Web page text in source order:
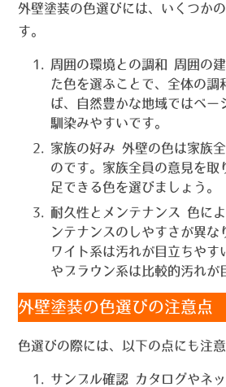
外壁塗装の色選びには、いくつか
す。
周囲の環境との調和
周囲の
た色を選ぶことで、全体の調
ば、自然豊かな地域ではベー
馴染みやすいです。
家族の好み 外壁の色は家族
のです。家族全員の意見を取
足できる色を選びましょう。
耐久性とメンテナンス 色に
ンテナンスのしやすさが異な
ワイト系は汚れが目立ちやす
やブラウン系は比較的汚れが
外壁塗装の色選びの注意点
色選びの際には、以下の点にも注意
サンプル確認 カタログやネ